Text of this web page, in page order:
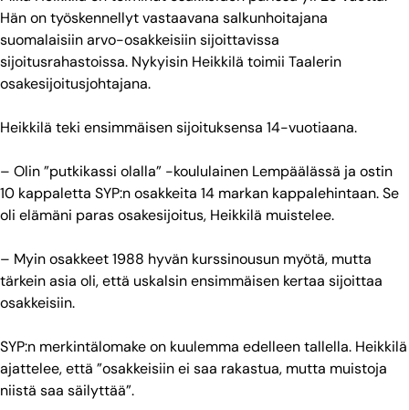
Hän on työskennellyt vastaavana salkunhoitajana
suomalaisiin arvo-osakkeisiin sijoittavissa
sijoitusrahastoissa. Nykyisin Heikkilä toimii Taalerin
osakesijoitusjohtajana.
Heikkilä teki ensimmäisen sijoituksensa 14-vuotiaana.
­– Olin ”putkikassi olalla” -koululainen Lempäälässä ja ostin
10 kappaletta SYP:n osakkeita 14 markan kappalehintaan. Se
oli elämäni paras osakesijoitus, Heikkilä muistelee.
– Myin osakkeet 1988 hyvän kurssinousun myötä, mutta
tärkein asia oli, että uskalsin ensimmäisen kertaa sijoittaa
osakkeisiin.
SYP:n merkintälomake on kuulemma edelleen tallella. Heikkilä
ajattelee, että ”osakkeisiin ei saa rakastua, mutta muistoja
niistä saa säilyttää”.